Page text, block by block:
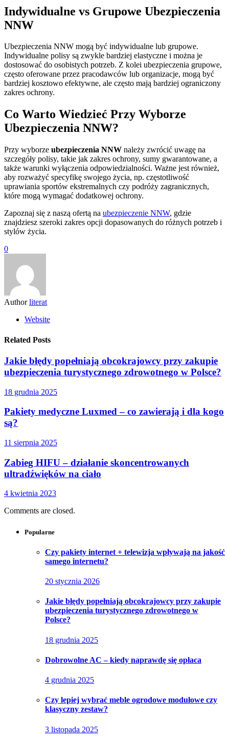
Indywidualne vs Grupowe Ubezpieczenia
NNW
Ubezpieczenia NNW mogą być indywidualne lub grupowe.
Indywidualne polisy są zwykle bardziej elastyczne i można je
dostosować do osobistych potrzeb. Z kolei ubezpieczenia grupowe,
często oferowane przez pracodawców lub organizacje, mogą być
bardziej kosztowo efektywne, ale często mają bardziej ograniczony
zakres ochrony.
Co Warto Wiedzieć Przy Wyborze
Ubezpieczenia NNW?
Przy wyborze ubezpieczenia NNW należy zwrócić uwagę na
szczegóły polisy, takie jak zakres ochrony, sumy gwarantowane, a
także warunki wyłączenia odpowiedzialności. Ważne jest również,
aby rozważyć specyfikę swojego życia, np. częstotliwość
uprawiania sportów ekstremalnych czy podróży zagranicznych,
które mogą wymagać dodatkowej ochrony.
Zapoznaj się z naszą ofertą na ubezpieczenie NNW, gdzie
znajdziesz szeroki zakres opcji dopasowanych do różnych potrzeb i
stylów życia.
0
Author literat
Website
Related Posts
Jakie błędy popełniają obcokrajowcy przy zakupie
ubezpieczenia turystycznego zdrowotnego w Polsce?
18 grudnia 2025
Pakiety medyczne Luxmed – co zawierają i dla kogo
są?
11 sierpnia 2025
Zabieg HIFU – działanie skoncentrowanych
ultradźwięków na ciało
4 kwietnia 2023
Comments are closed.
Popularne
Czy pakiety internet + telewizja wpływają na jakość
samego internetu?
20 stycznia 2026
Jakie błędy popełniają obcokrajowcy przy zakupie
ubezpieczenia turystycznego zdrowotnego w
Polsce?
18 grudnia 2025
Dobrowolne AC – kiedy naprawdę się opłaca
4 grudnia 2025
Czy lepiej wybrać meble ogrodowe modułowe czy
klasyczny zestaw?
3 listopada 2025